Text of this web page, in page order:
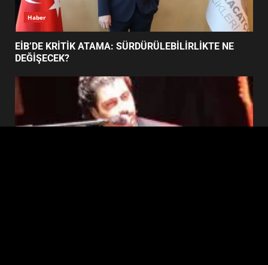
BURHANİYE BELEDİYESPOR’DA
YENİ YÖNETİM NASIL
Haber
EİB’DE KRİTİK ATAMA: SÜRDÜRÜLEBİLİRLİKTE NE
DEĞİŞECEK?